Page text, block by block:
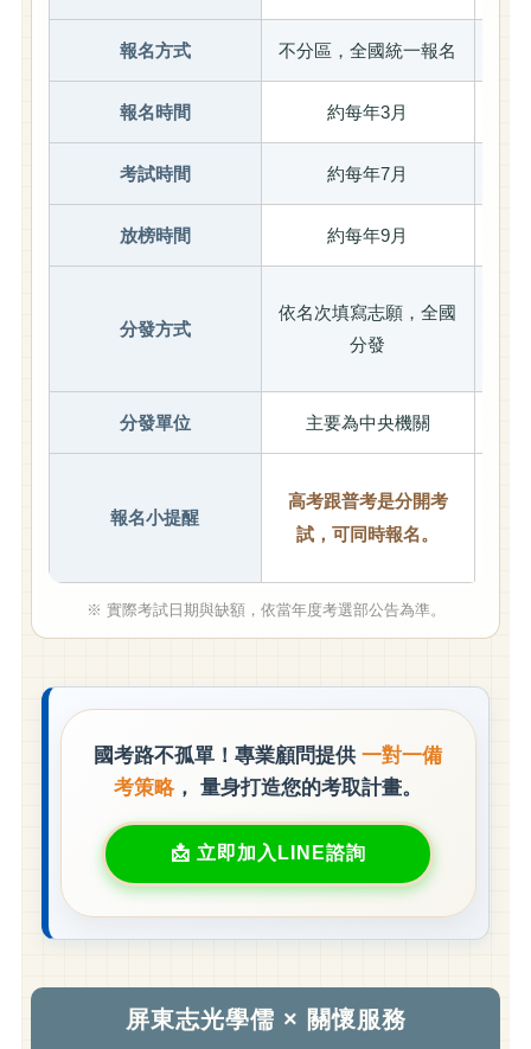
報名方式 不分區，全國統一報名
報名時間 約每年3月
考試時間 約每年7月
放榜時間 約每年9月
分發方式
依名次填寫志願，全國
分發
分發單位 主要為中央機關
報名小提醒
高考跟普考是分開考
試，可同時報名。
※ 實際考試日期與缺額，依當年度考選部公告為準。
國考路不孤單！專業顧問提供一對一備
考策略， 量身打造您的考取計畫。
立即加入LINE諮詢
屏東志光學儒 × 關懷服務